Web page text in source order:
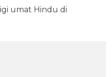
umat Hindu di